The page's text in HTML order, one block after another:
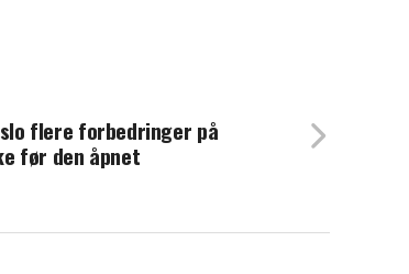
flere forbedringer på
før den åpnet